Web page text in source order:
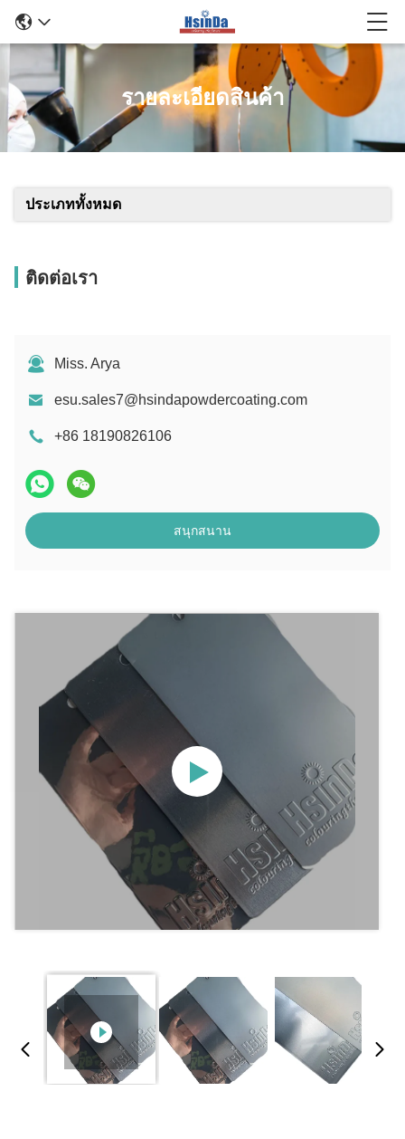
รายละเอียดสินค้า
ประเภททั้งหมด
ติดต่อเรา
Miss. Arya
esu.sales7@hsindapowdercoating.com
+86 18190826106
สนุกสนาน